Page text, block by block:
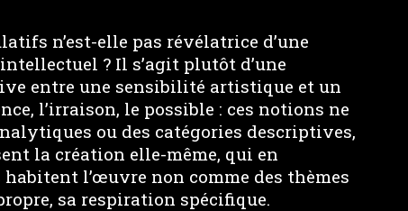
n’est-elle pas révélatrice d’une
? Il s’agit plutôt d’une
entre une sensibilité artistique et un
l’irraison, le possible : ces notions ne
ou des catégories descriptives,
la création elle-même, qui en
l’œuvre non comme des thèmes
sa respiration spécifique.